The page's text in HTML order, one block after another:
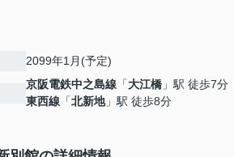
2099年1月(予定)
京阪電鉄中之島線 「大江橋 」駅 徒歩7分
東西線 「北新地」駅 徒歩8分